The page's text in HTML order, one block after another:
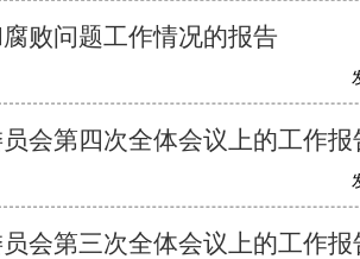
败问题工作情况的报告
会第四次全体会议上的工作报
会第三次全体会议上的工作报